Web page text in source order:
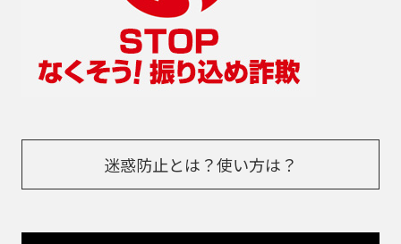
迷惑防止とは？使い方は？